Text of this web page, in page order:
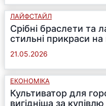
ЛАЙФСТАЙЛ
Срібні браслети
стильні прикраси
21.05.2026
ЕКОНОМІКА
Культиватор для
вигідніша за купівлю